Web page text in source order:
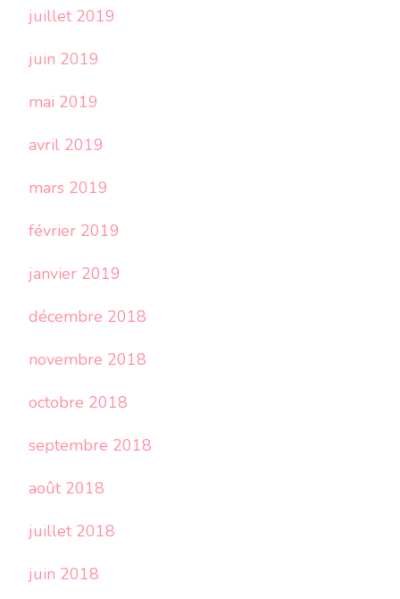
juillet 2019
juin 2019
mai 2019
avril 2019
mars 2019
février 2019
janvier 2019
décembre 2018
novembre 2018
octobre 2018
septembre 2018
août 2018
juillet 2018
juin 2018